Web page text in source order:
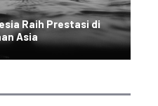
Raih Prestasi di
Asia